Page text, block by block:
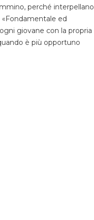
perché interpellano
ed
giovane con la propria
è più opportuno